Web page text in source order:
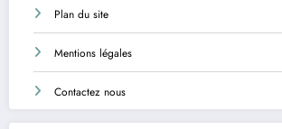
Plan du site
Mentions légales
Contactez nous